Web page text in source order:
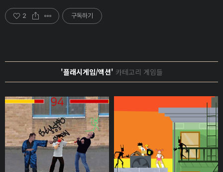
2 구독하기
'플래시게임/액션' 카테고리 게임들